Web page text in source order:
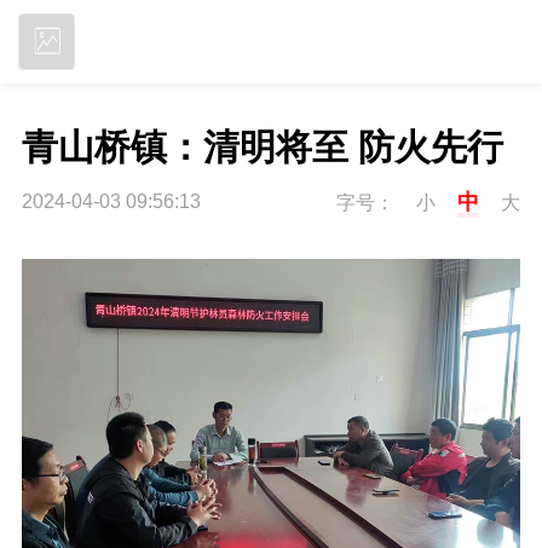
青山桥镇：清明将至 防火先行
2024-04-03 09:56:13 字号： 小 中 大